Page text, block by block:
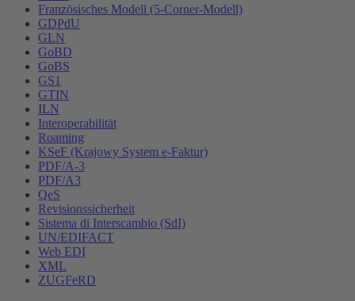
Französisches Modell (5-Corner-Modell)
GDPdU
GLN
GoBD
GoBS
GS1
GTIN
ILN
Interoperabilität
Roaming
KSeF (Krajowy System e-Faktur)
PDF/A-3
PDF/A3
QeS
Revisionssicherheit
Sistema di Interscambio (SdI)
UN/EDIFACT
Web EDI
XML
ZUGFeRD